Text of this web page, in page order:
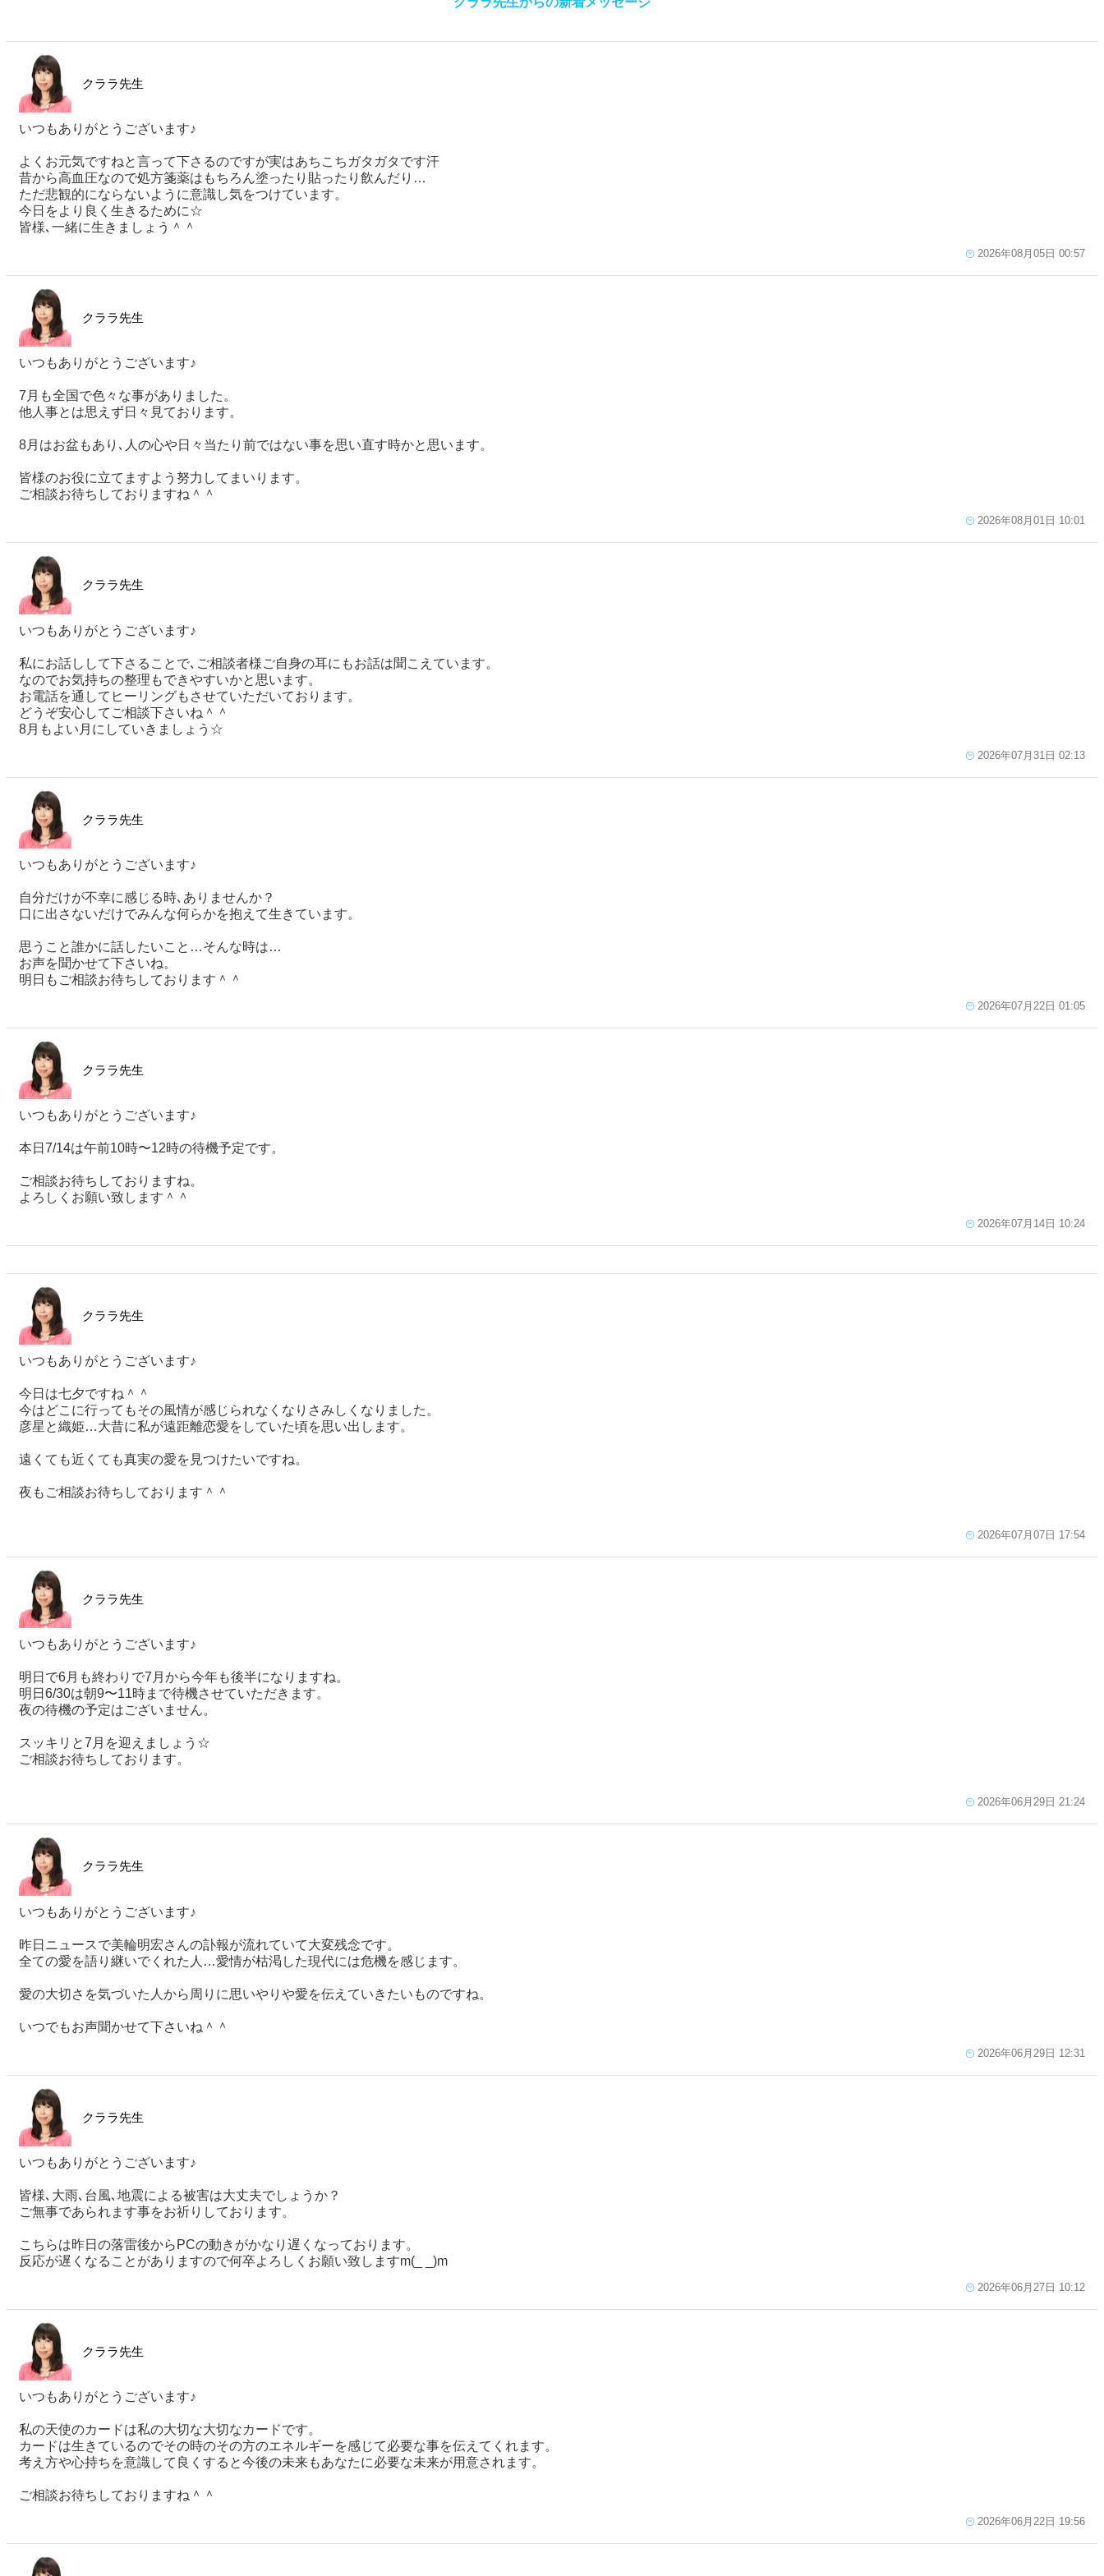
クララ先生
いつもありがとうございます♪
よくお元気ですねと言って下さるのですが実はあちこちガタガタです汗
昔から高血圧なので処方箋薬はもちろん塗ったり貼ったり飲んだり…
ただ悲観的にならないように意識し気をつけています。
今日をより良く生きるために☆
皆様､一緒に生きましょう＾＾
2026年08月05日 00:57
クララ先生
いつもありがとうございます♪
7月も全国で色々な事がありました。
他人事とは思えず日々見ております。
8月はお盆もあり､人の心や日々当たり前ではない事を思い直す時かと思います。
皆様のお役に立てますよう努力してまいります。
ご相談お待ちしておりますね＾＾
2026年08月01日 10:01
クララ先生
いつもありがとうございます♪
私にお話しして下さることで､ご相談者様ご自身の耳にもお話は聞こえています。
なのでお気持ちの整理もできやすいかと思います。
お電話を通してヒーリングもさせていただいております。
どうぞ安心してご相談下さいね＾＾
8月もよい月にしていきましょう☆
2026年07月31日 02:13
クララ先生
いつもありがとうございます♪
自分だけが不幸に感じる時､ありませんか？
口に出さないだけでみんな何らかを抱えて生きています。
思うこと誰かに話したいこと…そんな時は…
お声を聞かせて下さいね。
明日もご相談お待ちしております＾＾
2026年07月22日 01:05
クララ先生
いつもありがとうございます♪
本日7/14は午前10時〜12時の待機予定です。
ご相談お待ちしておりますね。
よろしくお願い致します＾＾
2026年07月14日 10:24
クララ先生
いつもありがとうございます♪
今日は七夕ですね＾＾
今はどこに行ってもその風情が感じられなくなりさみしくなりました。
彦星と織姫…大昔に私が遠距離恋愛をしていた頃を思い出します。
遠くても近くても真実の愛を見つけたいですね。
夜もご相談お待ちしております＾＾
2026年07月07日 17:54
クララ先生
いつもありがとうございます♪
明日で6月も終わりで7月から今年も後半になりますね。
明日6/30は朝9〜11時まで待機させていただきます。
夜の待機の予定はございません。
スッキリと7月を迎えましょう☆
ご相談お待ちしております。
2026年06月29日 21:24
クララ先生
いつもありがとうございます♪
昨日ニュースで美輪明宏さんの訃報が流れていて大変残念です。
全ての愛を語り継いでくれた人…愛情が枯渇した現代には危機を感じます。
愛の大切さを気づいた人から周りに思いやりや愛を伝えていきたいものですね。
いつでもお声聞かせて下さいね＾＾
2026年06月29日 12:31
クララ先生
いつもありがとうございます♪
皆様､大雨､台風､地震による被害は大丈夫でしょうか？
ご無事であられます事をお祈りしております。
こちらは昨日の落雷後からPCの動きがかなり遅くなっております。
反応が遅くなることがありますので何卒よろしくお願い致しますm(_ _)m
2026年06月27日 10:12
クララ先生
いつもありがとうございます♪
私の天使のカードは私の大切な大切なカードです。
カードは生きているのでその時のその方のエネルギーを感じて必要な事を伝えてくれます。
考え方や心持ちを意識して良くすると今後の未来もあなたに必要な未来が用意されます。
ご相談お待ちしておりますね＾＾
2026年06月22日 19:56